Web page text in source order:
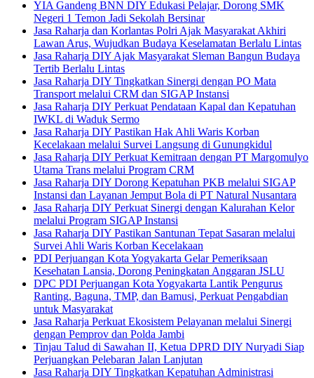
YIA Gandeng BNN DIY Edukasi Pelajar, Dorong SMK
Negeri 1 Temon Jadi Sekolah Bersinar
Jasa Raharja dan Korlantas Polri Ajak Masyarakat Akhiri
Lawan Arus, Wujudkan Budaya Keselamatan Berlalu Lintas
Jasa Raharja DIY Ajak Masyarakat Sleman Bangun Budaya
Tertib Berlalu Lintas
Jasa Raharja DIY Tingkatkan Sinergi dengan PO Mata
Transport melalui CRM dan SIGAP Instansi
Jasa Raharja DIY Perkuat Pendataan Kapal dan Kepatuhan
IWKL di Waduk Sermo
Jasa Raharja DIY Pastikan Hak Ahli Waris Korban
Kecelakaan melalui Survei Langsung di Gunungkidul
Jasa Raharja DIY Perkuat Kemitraan dengan PT Margomulyo
Utama Trans melalui Program CRM
Jasa Raharja DIY Dorong Kepatuhan PKB melalui SIGAP
Instansi dan Layanan Jemput Bola di PT Natural Nusantara
Jasa Raharja DIY Perkuat Sinergi dengan Kalurahan Kelor
melalui Program SIGAP Instansi
Jasa Raharja DIY Pastikan Santunan Tepat Sasaran melalui
Survei Ahli Waris Korban Kecelakaan
PDI Perjuangan Kota Yogyakarta Gelar Pemeriksaan
Kesehatan Lansia, Dorong Peningkatan Anggaran JSLU
DPC PDI Perjuangan Kota Yogyakarta Lantik Pengurus
Ranting, Baguna, TMP, dan Bamusi, Perkuat Pengabdian
untuk Masyarakat
Jasa Raharja Perkuat Ekosistem Pelayanan melalui Sinergi
dengan Pemprov dan Polda Jambi
Tinjau Talud di Sawahan II, Ketua DPRD DIY Nuryadi Siap
Perjuangkan Pelebaran Jalan Lanjutan
Jasa Raharja DIY Tingkatkan Kepatuhan Administrasi